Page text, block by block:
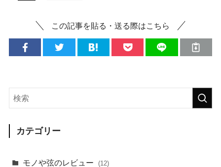
この記事を貼る・送る際はこちら
カテゴリー
モノや弦のレビュー (12)